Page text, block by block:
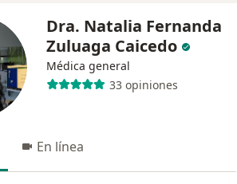
Dra. Natalia Fernanda
Zuluaga Caicedo
Médica general
33 opiniones
En línea